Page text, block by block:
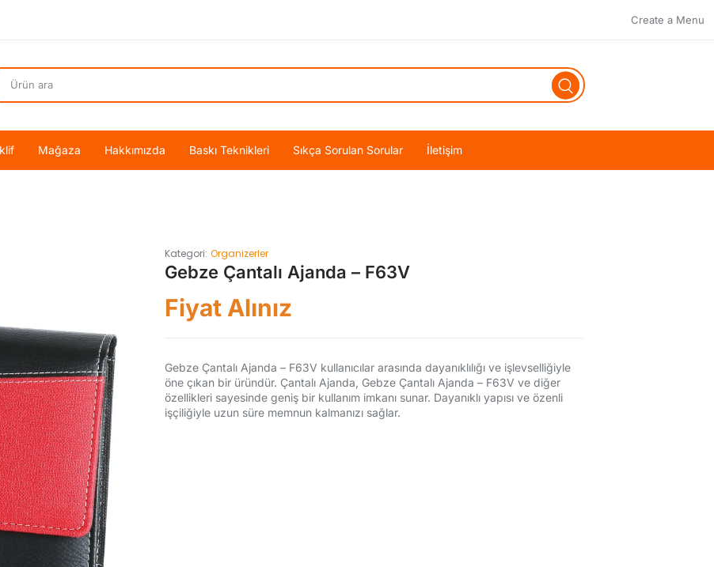
Create a Menu
Mağaza Hakkımızda Baskı Teknikleri Sıkça Sorulan Sorular İletişim
Kategori: Organizerler
Gebze Çantalı Ajanda – F63V
Fiyat Alınız
Gebze Çantalı Ajanda – F63V kullanıcılar arasında dayanıklılığı ve işlevselliğiyle
öne çıkan bir üründür. Çantalı Ajanda, Gebze Çantalı Ajanda – F63V ve diğer
özellikleri sayesinde geniş bir kullanım imkanı sunar. Dayanıklı yapısı ve özenli
işçiliğiyle uzun süre memnun kalmanızı sağlar.